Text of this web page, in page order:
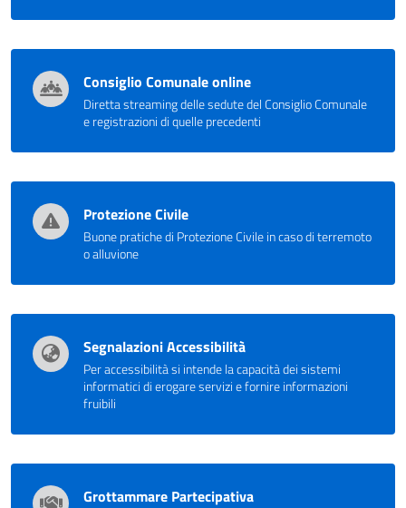
Consiglio Comunale online
Diretta streaming delle sedute del Consiglio Comunale
e registrazioni di quelle precedenti
Protezione Civile
Buone pratiche di Protezione Civile in caso di terremoto
o alluvione
Segnalazioni Accessibilità
Per accessibilità si intende la capacità dei sistemi
informatici di erogare servizi e fornire informazioni
fruibili
Grottammare Partecipativa